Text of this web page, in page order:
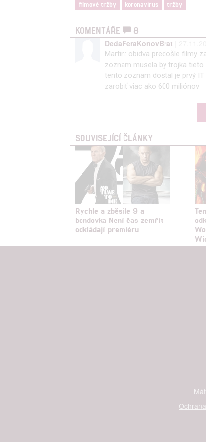
filmové tržby
koronavirus tržby
KOMENTÁŘE
8
DedaFeraKonovBrat
Martin: obidva predošle filmy
zoznam musela by trojka tieto
tento zoznam dostal je prvý
zarobiť viac ako 600 miliónov
SOUVISEJÍCÍ ČLÁNKY
Rychle a zběsile 9 a
bondovka Není čas zemřít
odkládají premiéru